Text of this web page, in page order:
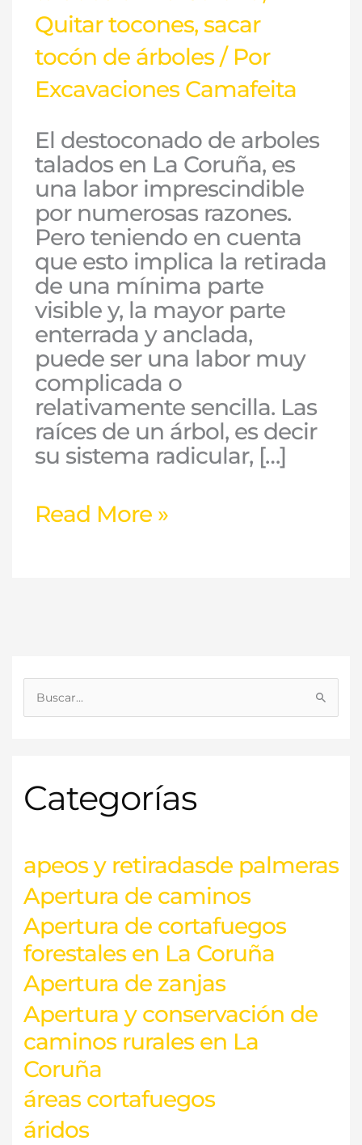
Quitar tocones,sacar
tocón de árboles/ Por
Excavaciones Camafeita
El destoconado de arboles
talados en La Coruña, es
una labor imprescindible
por numerosas razones.
Pero teniendo en cuenta
que esto implica la retirada
de una mínima parte
visible y, la mayor parte
enterrada y anclada,
puede ser una labor muy
complicada o
relativamente sencilla. Las
raíces de un árbol, es decir
su sistema radicular, […]
Read More »
a
r
Categorías
apeos y retiradasde palmeras
Apertura de caminos
Apertura de cortafuegos
forestales en La Coruña
Apertura de zanjas
Apertura y conservación de
caminos rurales en La
Coruña
áreas cortafuegos
áridos